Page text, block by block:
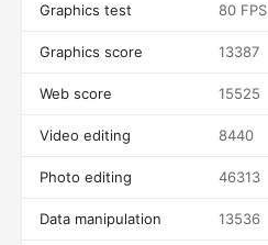
Graphics test 80 FPS
Graphics score 13387
Web score 15525
Video editing 8440
Photo editing 46313
Data manipulation 13536